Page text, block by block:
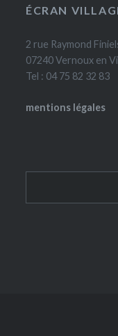
ÉCRAN
2 rue Raymond
07240 Vernoux en
Tel : 04 75 82 32 83
mentions légales